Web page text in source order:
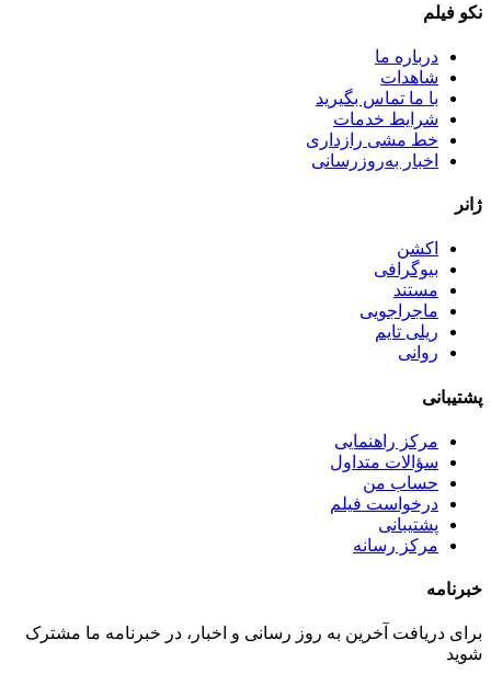
نکو فیلم
درباره ما
شاهدات
با ما تماس بگیرید
شرایط خدمات
خط مشی رازداری
اخبار به‌روزرسانی
ژانر
اکشن
بیوگرافی
مستند
ماجراجویی
ریلی تایم
روانی
پشتیبانی
مرکز راهنمایی
سؤالات متداول
حساب من
درخواست فیلم
پشتیبانی
مرکز رسانه
خبرنامه
برای دریافت آخرین به روز رسانی و اخبار، در خبرنامه ما مشترک
شوید